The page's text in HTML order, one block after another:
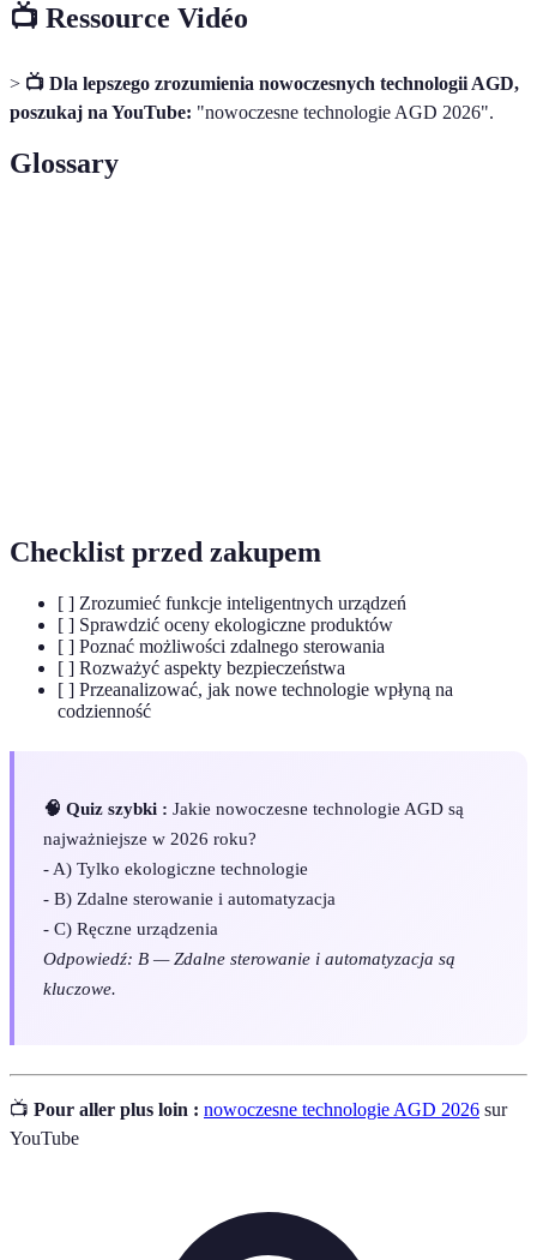
📺 Ressource Vidéo
> 📺 Dla lepszego zrozumienia nowoczesnych technologii AGD,
poszukaj na YouTube: "nowoczesne technologie AGD 2026".
Glossary
Checklist przed zakupem
[ ] Zrozumieć funkcje inteligentnych urządzeń
[ ] Sprawdzić oceny ekologiczne produktów
[ ] Poznać możliwości zdalnego sterowania
[ ] Rozważyć aspekty bezpieczeństwa
[ ] Przeanalizować, jak nowe technologie wpłyną na
codzienność
🧠 Quiz szybki : Jakie nowoczesne technologie AGD są
najważniejsze w 2026 roku?
- A) Tylko ekologiczne technologie
- B) Zdalne sterowanie i automatyzacja
- C) Ręczne urządzenia
Odpowiedź: B — Zdalne sterowanie i automatyzacja są
kluczowe.
📺 Pour aller plus loin : nowoczesne technologie AGD 2026 sur
YouTube